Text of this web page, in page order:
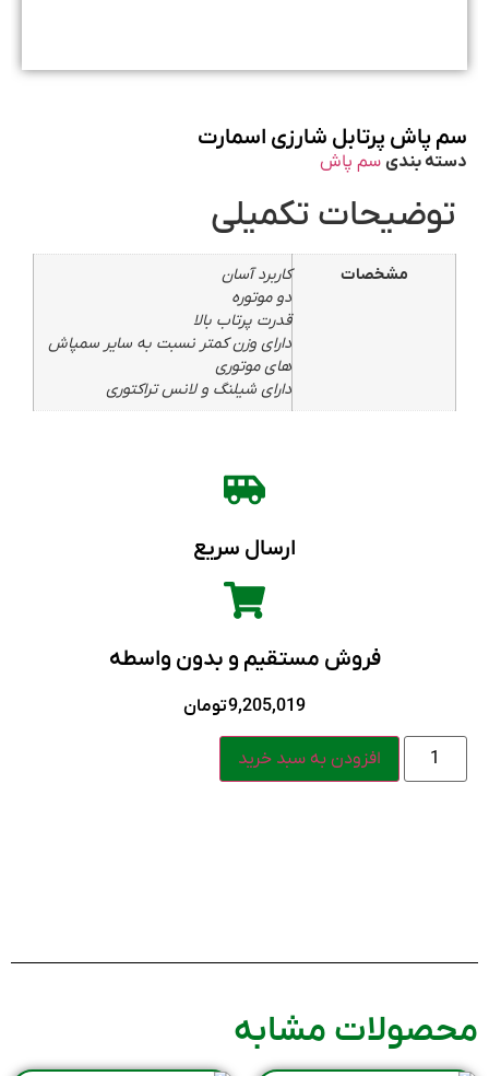
سم پاش پرتابل شارزی اسمارت
دسته بندی سم پاش
توضیحات تکمیلی
مشخصات
کاربرد آسان
دو موتوره
قدرت پرتاب بالا
دارای وزن کمتر نسبت به سایر سمپاش
های موتوری
دارای شیلنگ و لانس تراکتوری
ارسال سریع
فروش مستقیم و بدون واسطه
9,205,019تومان
افزودن به سبد خرید
محصولات مشابه